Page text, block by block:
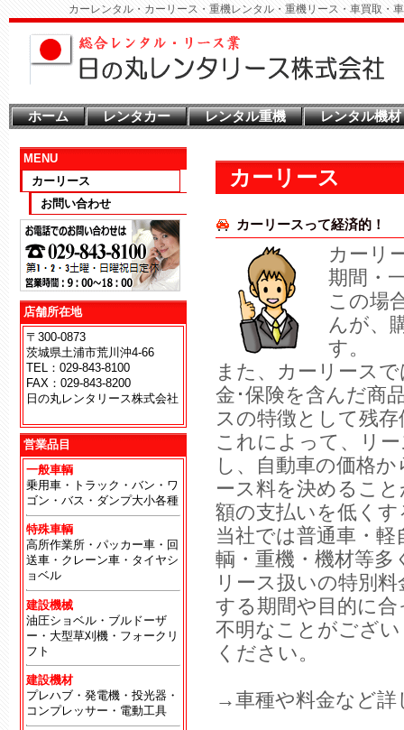
カーレンタル・カーリース・重機レンタル・重機リース・車買取・
ホーム レンタカー レンタル重機 レンタル機材
MENU
カーリース
お問い合わせ
店舗所在地
〒300-0873
茨城県土浦市荒川沖4-66
TEL：029-843-8100
FAX：029-843-8200
日の丸レンタリース株式会社
営業品目
一般車輌
乗用車・トラック・バン・ワ
ゴン・バス・ダンプ大小各種
特殊車輌
高所作業所・パッカー車・回
送車・クレーン車・タイヤシ
ョベル
建設機械
油圧ショベル・ブルドーザ
ー・大型草刈機・フォークリ
フト
建設機材
プレハブ・発電機・投光器・
コンプレッサー・電動工具
カーリース
カーリースって経済的！
カーリ
期間・
この場
んが、
す。
また、カーリース
金･保険を含んだ商
スの特徴として残
これによって、リ
し、自動車の価格
ース料を決めるこ
額の支払いを低く
当社では普通車・
輌・重機・機材等
リース扱いの特別
する期間や目的に
不明なことがござ
ください。
→車種や料金など詳